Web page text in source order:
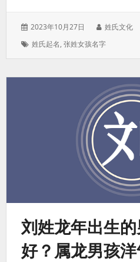
发
于：
2023年10月27日
作
姓氏文化
标
姓氏起名,张姓女孩名字
刘姓龙年出生
好？属龙男孩